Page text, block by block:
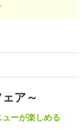
ア～
ーが楽しめる